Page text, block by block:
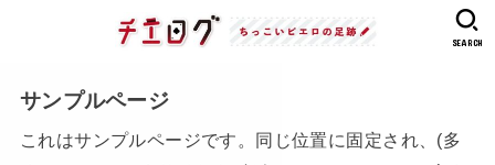
SEARCH
サンプルページ
これはサンプルページです。同じ位置に固定され、(多